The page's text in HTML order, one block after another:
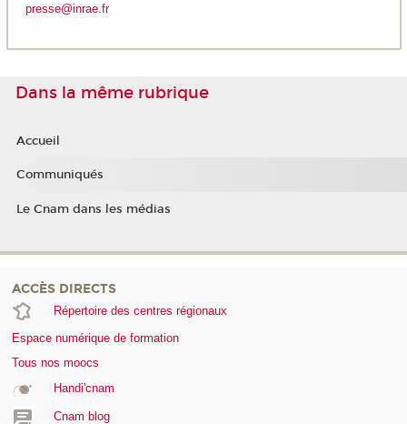
presse@inrae.fr
Dans la même rubrique
Accueil
Communiqués
Le Cnam dans les médias
ACCÈS DIRECTS
Répertoire des centres régionaux
Espace numérique de formation
Tous nos moocs
Handi'cnam
Cnam blog